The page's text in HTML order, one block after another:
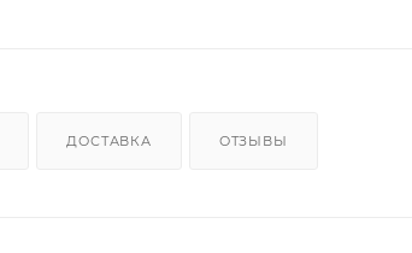
ДОСТАВКА ОТЗЫВЫ